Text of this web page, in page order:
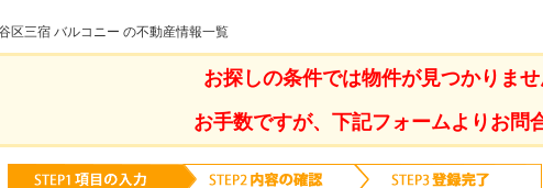
区三宿 バルコニー の不動産情報一覧
お探しの条件では物件が見つかりませ
お手数ですが、下記フォームよりお問